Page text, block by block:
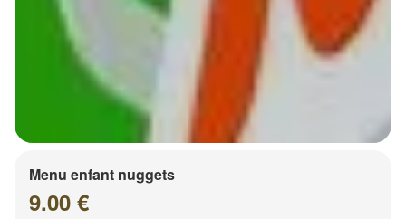
Menu enfant nuggets
9.00 €